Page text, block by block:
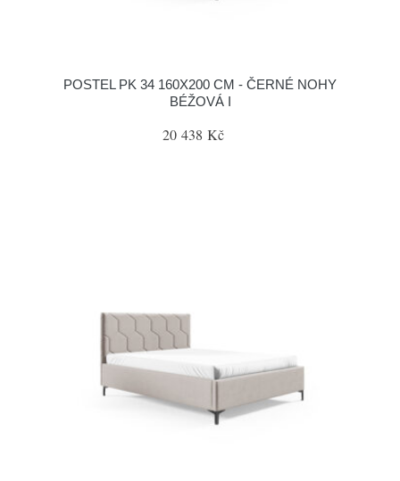
POSTEL PK 34 160X200 CM - ČERNÉ NOHY
BÉŽOVÁ I
20 438 Kč